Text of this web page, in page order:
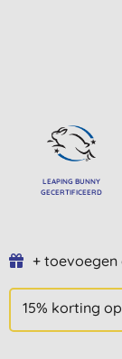
LEAPING BUNNY
GECERTIFICEERD
+
15% korting